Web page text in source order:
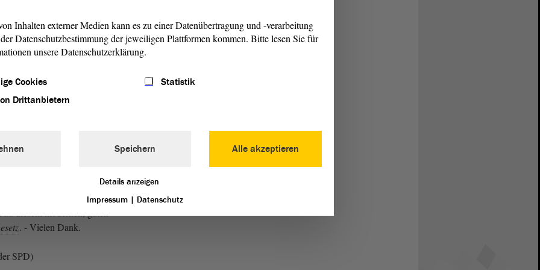
dieses umfangreicheGesetz
beraten und dass die
verabschiedet werden
der Zusammenarbeit in der
dem Sozialausschuss
und Beratungsdienst
Dafür möchte
Danke sagen. Ganz
SPD und bei der CDU)
Stelle um
diesem modernen, guten
. - Vielen Dank.
SPD)
Inhalten externer Medien kann es zu einer Datenübertragung und -verarbeitung
Datenschutzbestimmung der jeweiligen Plattformen kommen. Bitte lesen Sie für
unsere Datenschutzerklärung.
Cookies
Statistik
Drittanbietern
Alle akzeptieren
Speichern
Details anzeigen
Impressum | Datenschutz